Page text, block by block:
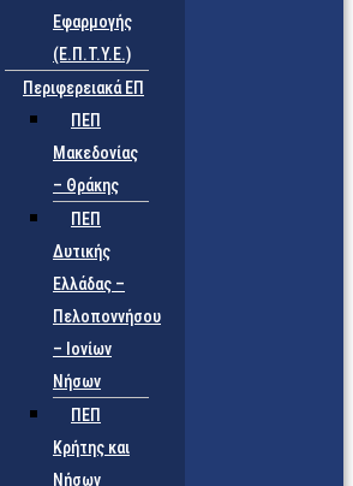
Εφαρμογής
(Ε.Π.Τ.Υ.Ε.)
Περιφερειακά ΕΠ
ΠΕΠ
Μακεδονίας
– Θράκης
ΠΕΠ
Δυτικής
Ελλάδας –
Πελοποννήσου
– Ιονίων
Νήσων
ΠΕΠ
Κρήτης και
Νήσων